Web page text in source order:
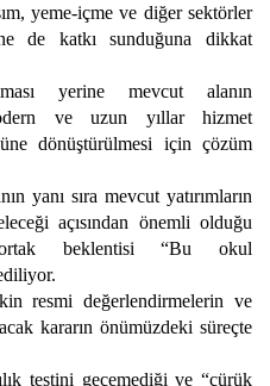
yeme-içme ve diğer sektörler
de katkı sunduğuna dikkat
yerine mevcut alanın
ve uzun yıllar hizmet
dönüştürülmesi için çözüm
yanı sıra mevcut yatırımların
açısından önemli olduğu
ortak beklentisi “Bu okul
resmi değerlendirmelerin ve
kararın önümüzdeki süreçte
testini geçemediği ve “çürük